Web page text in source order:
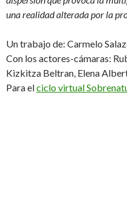
una realidad alterada por la
Un trabajo de: Carmelo
Con los actores-cámaras:
Kizkitza Beltran, Elena
Para elciclo virtual